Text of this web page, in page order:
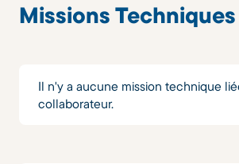
Missions Techniques
Il n'y a aucune mission technique
collaborateur.